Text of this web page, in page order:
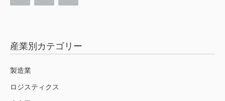
産業別カテゴリー
製造業
ロジスティクス